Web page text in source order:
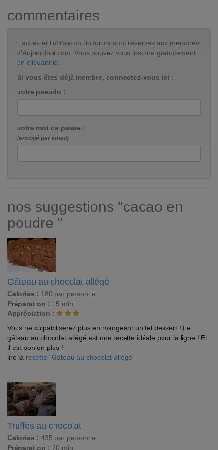
commentaires
L’accès et l’utilisation du forum sont réservés aux membres
d'Aujourdhui.com. Vous pouvez vous inscrire gratuitement
en cliquant ici.
Si vous êtes déjà membre, connectez-vous ici :
votre pseudo :
votre mot de passe :
(envoyé par email)
nos suggestions "cacao en
poudre "
Gâteau au chocolat allégé
Calories : 180 par personne
Préparation : 15 min
Appréciation :
Vous ne culpabiliserez plus en mangeant un tel dessert ! Le
gâteau au chocolat allégé est une recette idéale pour la ligne ! Et
il est bon en plus !
lire la recette "Gâteau au chocolat allégé"
Truffes au chocolat
Calories : 435 par personne
Préparation : 20 min